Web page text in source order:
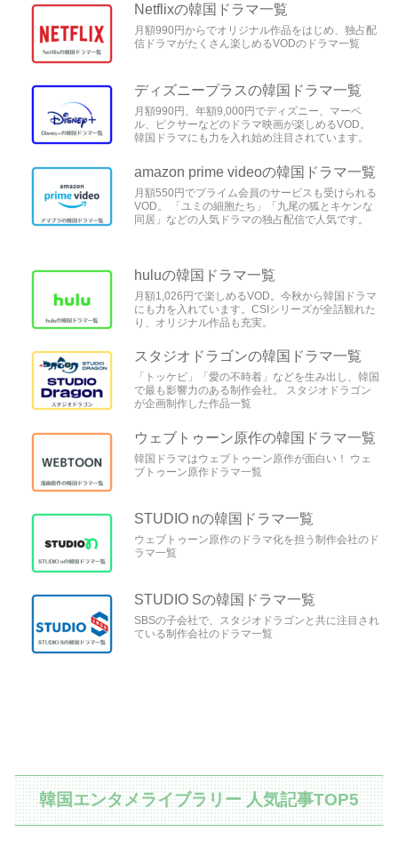
Netflixの韓国ドラマ一覧
月額990円からでオリジナル作品をはじめ、独占配
信ドラマがたくさん楽しめるVODのドラマ一覧
ディズニープラスの韓国ドラマ一覧
月額990円、年額9,000円でディズニー、マーベ
ル、ピクサーなどのドラマ映画が楽しめるVOD。
韓国ドラマにも力を入れ始め注目されています。
amazon prime videoの韓国ドラマ一覧
月額550円でプライム会員のサービスも受けられる
VOD。 「ユミの細胞たち」「九尾の狐とキケンな
同居」などの人気ドラマの独占配信で人気です。
huluの韓国ドラマ一覧
月額1,026円で楽しめるVOD。今秋から韓国ドラマ
にも力を入れています。CSIシリーズが全話観れた
り、オリジナル作品も充実。
スタジオドラゴンの韓国ドラマ一覧
「トッケビ」「愛の不時着」などを生み出し、韓国
で最も影響力のある制作会社。 スタジオドラゴン
が企画制作した作品一覧
ウェブトゥーン原作の韓国ドラマ一覧
韓国ドラマはウェブトゥーン原作が面白い！ ウェ
ブトゥーン原作ドラマ一覧
STUDIO nの韓国ドラマ一覧
ウェブトゥーン原作のドラマ化を担う制作会社のド
ラマ一覧
STUDIO Sの韓国ドラマ一覧
SBSの子会社で、スタジオドラゴンと共に注目され
ている制作会社のドラマ一覧
韓国エンタメライブラリー 人気記事TOP5